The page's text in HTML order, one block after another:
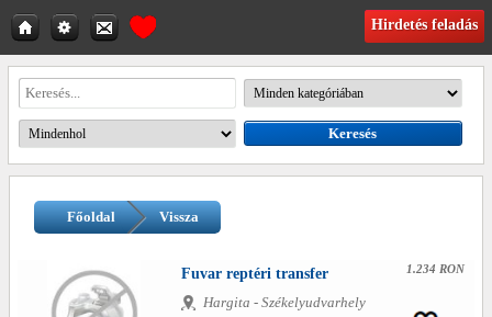
Hirdetés feladás
Főoldal Vissza
Fuvar reptéri transfer
Hargita - Székelyudvarhely
1.234 RON